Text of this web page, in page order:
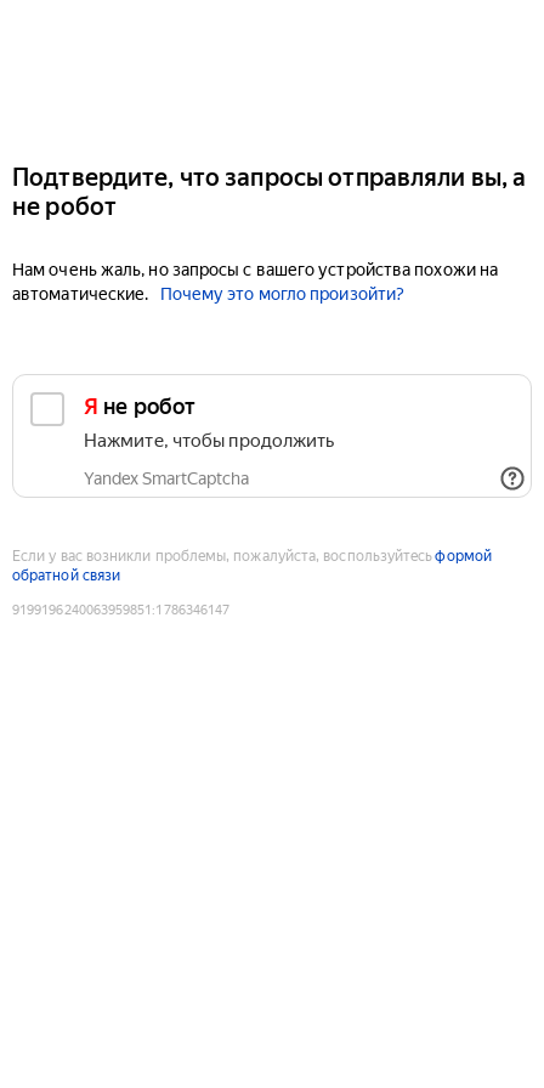
Подтвердите, что запросы отправляли вы, а
не робот
Нам очень жаль, но запросы с вашего устройства похожи на
автоматические.
Почему это могло произойти?
Я не робот
Нажмите, чтобы продолжить
Yandex SmartCaptcha
Если у вас возникли проблемы, пожалуйста, воспользуйтесьформой
обратной связи
9199196240063959851 :1786346147